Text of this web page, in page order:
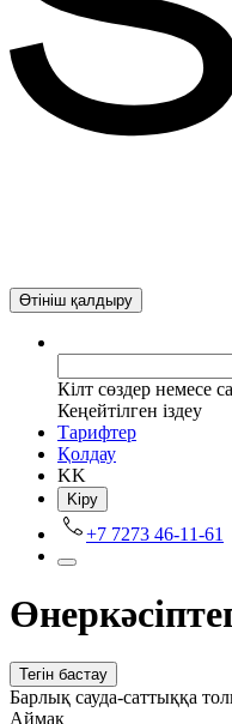
Өтініш қалдыру
Кілт сөздер немесе
Кеңейтілген іздеу
Tарифтер
Қолдау
KK
Kіру
+7 7273 46-11-61
Тегін бастау
Барлық сауда-саттыққа
Аймақ